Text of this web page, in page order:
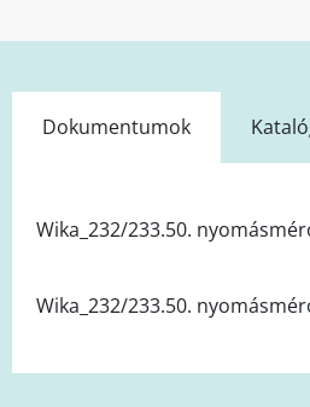
Dokumentumok
Wika_232/233.50.
Wika_232/233.50.